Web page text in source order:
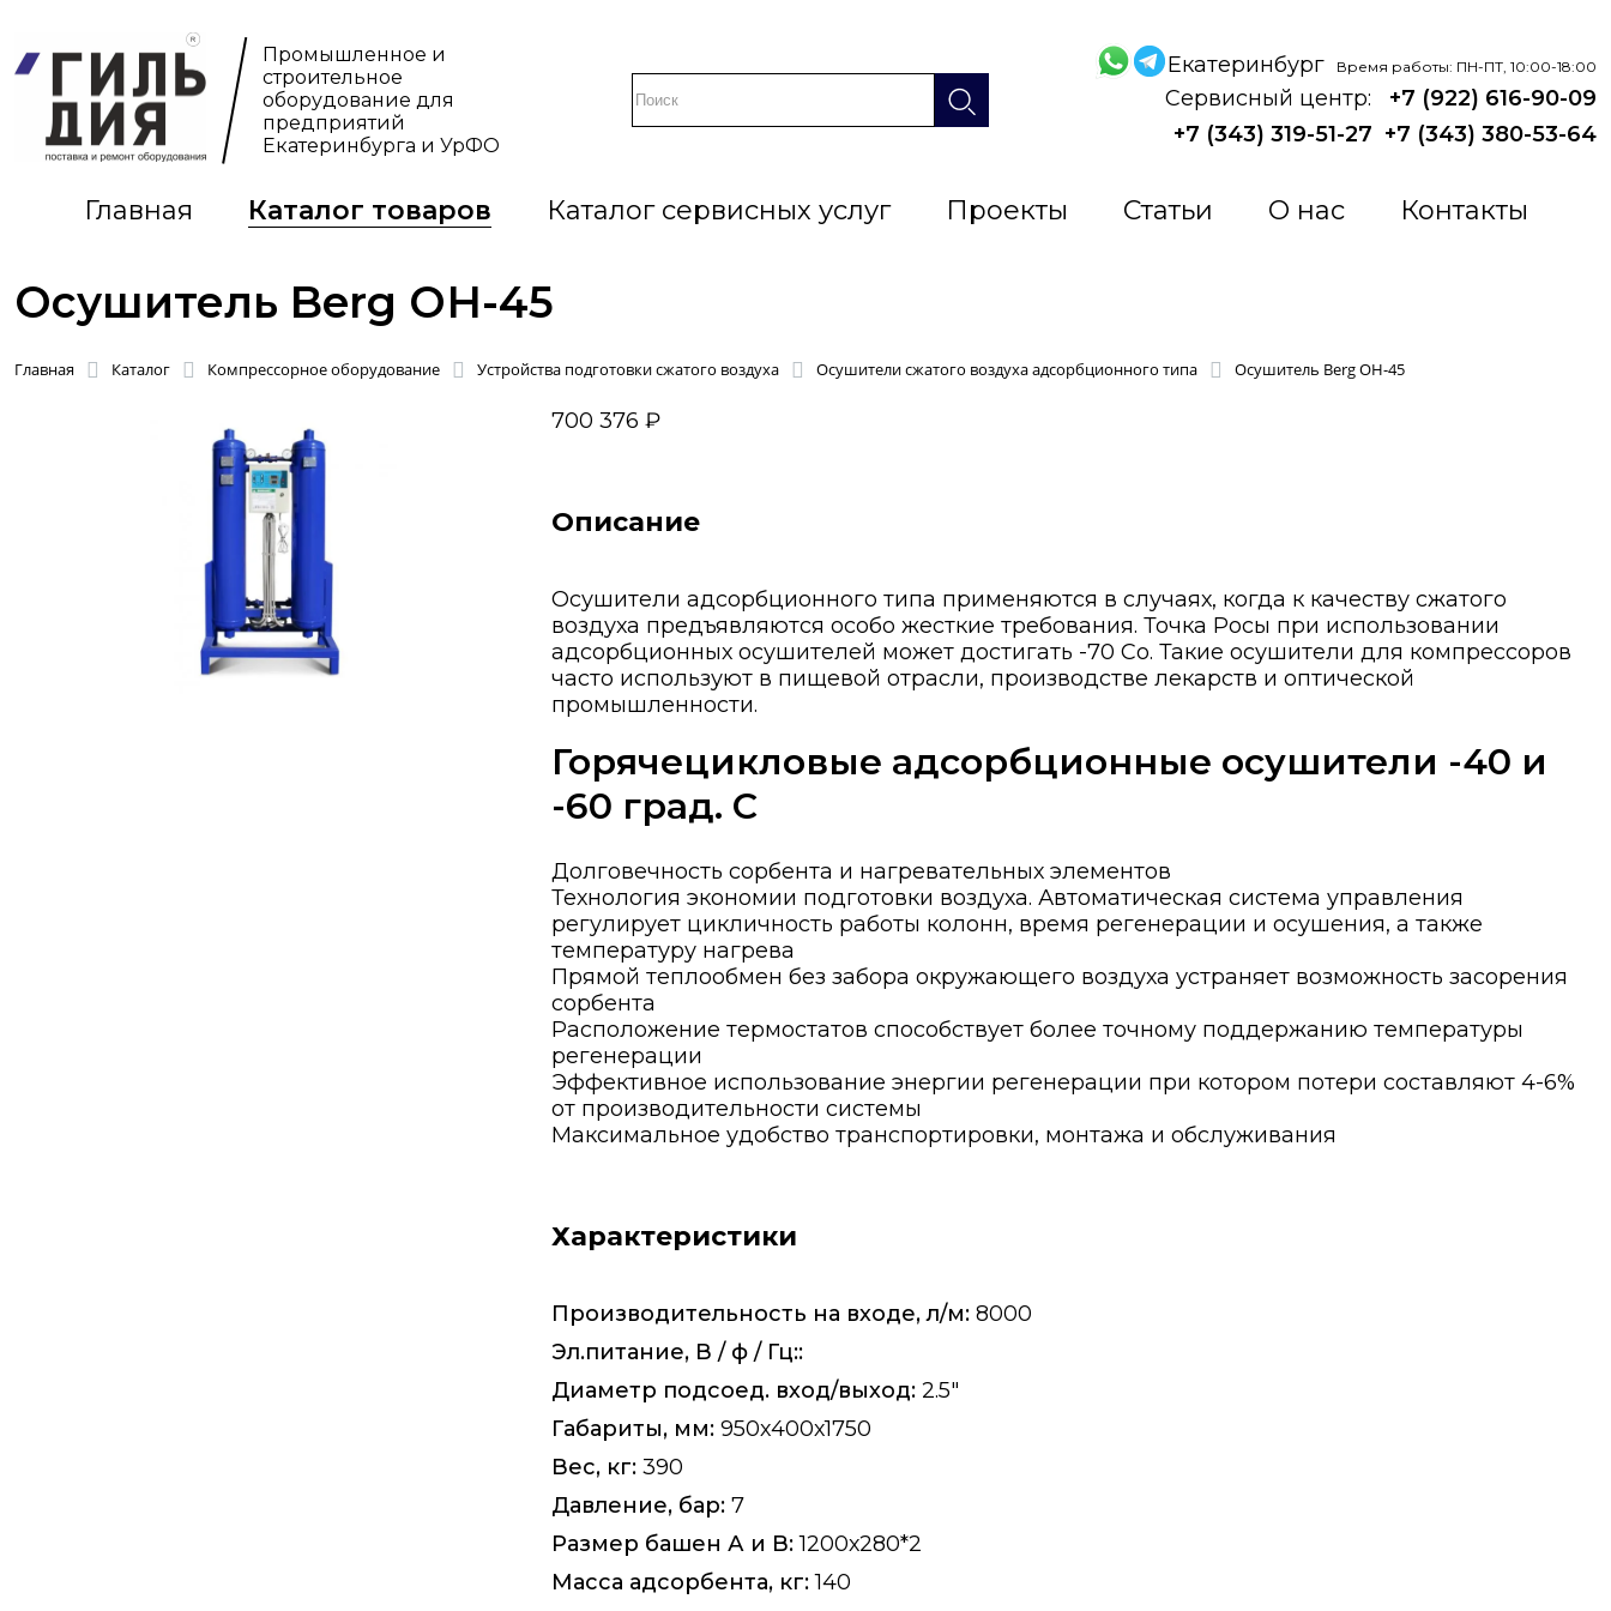
Промышленное и
строительное
оборудование для
предприятий
Екатеринбурга и УрФО
Екатеринбург Время работы: ПН-ПТ, 10:00-18:00
Сервисный центр:
+7 (922) 616-90-09
+7 (343) 319-51-27 +7 (343) 380-53-64
Главная Каталог товаров Каталог сервисных услуг Проекты Статьи О нас Контакты
Осушитель Berg ОН-45
Главная Каталог Компрессорное оборудование Устройства подготовки сжатого воздуха Осушители сжатого воздуха адсорбционного типа Осушитель Berg ОН-45
700 376 ₽
Описание
Осушители адсорбционного типа применяются в случаях, когда к качеству сжатого
воздуха предъявляются особо жесткие требования. Точка Росы при использовании
адсорбционных осушителей может достигать -70 Со. Такие осушители для компрессоров
часто используют в пищевой отрасли, производстве лекарств и оптической
промышленности.
Горячецикловые адсорбционные осушители -40 и
-60 град. С
Долговечность сорбента и нагревательных элементов
Технология экономии подготовки воздуха. Автоматическая система управления
регулирует цикличность работы колонн, время регенерации и осушения, а также
температуру нагрева
Прямой теплообмен без забора окружающего воздуха устраняет возможность засорения
сорбента
Расположение термостатов способствует более точному поддержанию температуры
регенерации
Эффективное использование энергии регенерации при котором потери составляют 4-6%
от производительности системы
Максимальное удобство транспортировки, монтажа и обслуживания
Характеристики
Производительность на входе, л/м: 8000
Эл.питание, В / ф / Гц::
Диаметр подсоед. вход/выход: 2.5"
Габариты, мм: 950х400х1750
Вес, кг: 390
Давление, бар: 7
Размер башен А и B:1200х280*2
Масса адсорбента, кг:140